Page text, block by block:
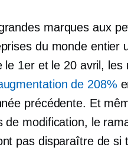
marques aux
du monde entier
le 1er et le 20 avril,
de 208%
précédente. Et
de modification, le
pas disparaître de si